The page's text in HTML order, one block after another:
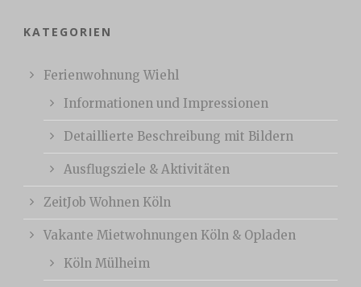
KATEGORIEN
Ferienwohnung Wiehl
Informationen und Impressionen
Detaillierte Beschreibung mit Bildern
Ausflugsziele & Aktivitäten
ZeitJob Wohnen Köln
Vakante Mietwohnungen Köln & Opladen
Köln Mülheim